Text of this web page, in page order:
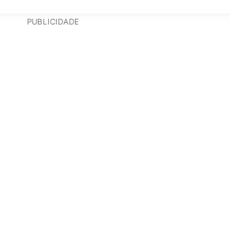
PUBLICIDADE